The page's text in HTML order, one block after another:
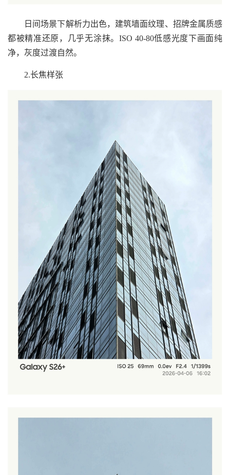
日间场景下解析力出色，建筑墙面纹理、招牌金属质感
都被精准还原，几乎无涂抹。ISO 40-80低感光度下画面纯
净，灰度过渡自然。
2.长焦样张